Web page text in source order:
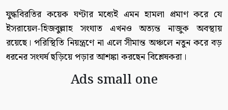
যুদ্ধবিরতির কয়েক ঘণ্টার মধ্যেই এমন হামলা প্রমাণ করে যে
ইসরায়েল-হিজবুল্লাহ সংঘাত এখনও অত্যন্ত নাজুক অবস্থায়
রয়েছে। পরিস্থিতি নিয়ন্ত্রণে না এলে সীমান্ত অঞ্চলে নতুন করে বড়
ধরনের সংঘর্ষ ছড়িয়ে পড়ার আশঙ্কা করছেন বিশ্লেষকরা।
Ads small one